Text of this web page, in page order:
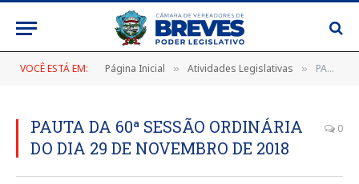
VOCÊ ESTÁ EM: Página Inicial » Atividades Legislativas » PAUTA DA 60ª SESSÃO ORDINÁRIA DO DIA 29 DE NOVEMBRO DE 2018
PAUTA DA 60ª SESSÃO ORDINÁRIA
DO DIA 29 DE NOVEMBRO DE 2018
0